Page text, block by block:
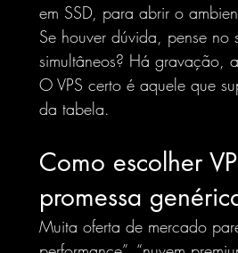
em SSD, para abrir o
Se houver dúvida, pense
simultâneos? Há gravação,
O VPS certo é aquele que
da tabela.
Como escolher
promessa
Muita oferta de mercado